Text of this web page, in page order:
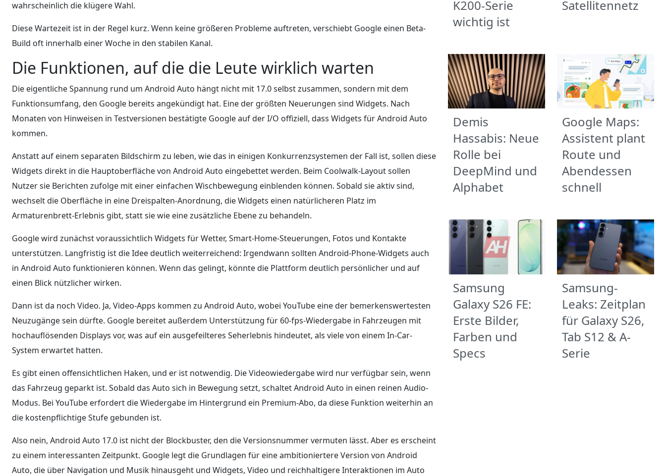
wahrscheinlich die klügere Wahl.
Diese Wartezeit ist in der Regel kurz. Wenn keine größeren Probleme auftreten, verschiebt Google einen Beta-
Build oft innerhalb einer Woche in den stabilen Kanal.
Die Funktionen, auf die die Leute wirklich warten
Die eigentliche Spannung rund um Android Auto hängt nicht mit 17.0 selbst zusammen, sondern mit dem
Funktionsumfang, den Google bereits angekündigt hat. Eine der größten Neuerungen sind Widgets. Nach
Monaten von Hinweisen in Testversionen bestätigte Google auf der I/O offiziell, dass Widgets für Android Auto
kommen.
Anstatt auf einem separaten Bildschirm zu leben, wie das in einigen Konkurrenzsystemen der Fall ist, sollen diese
Widgets direkt in die Hauptoberfläche von Android Auto eingebettet werden. Beim Coolwalk-Layout sollen
Nutzer sie Berichten zufolge mit einer einfachen Wischbewegung einblenden können. Sobald sie aktiv sind,
wechselt die Oberfläche in eine Dreispalten-Anordnung, die Widgets einen natürlicheren Platz im
Armaturenbrett-Erlebnis gibt, statt sie wie eine zusätzliche Ebene zu behandeln.
Google wird zunächst voraussichtlich Widgets für Wetter, Smart-Home-Steuerungen, Fotos und Kontakte
unterstützen. Langfristig ist die Idee deutlich weiterreichend: Irgendwann sollten Android-Phone-Widgets auch
in Android Auto funktionieren können. Wenn das gelingt, könnte die Plattform deutlich persönlicher und auf
einen Blick nützlicher wirken.
Dann ist da noch Video. Ja, Video-Apps kommen zu Android Auto, wobei YouTube eine der bemerkenswertesten
Neuzugänge sein dürfte. Google bereitet außerdem Unterstützung für 60-fps-Wiedergabe in Fahrzeugen mit
hochauflösenden Displays vor, was auf ein ausgefeilteres Seherlebnis hindeutet, als viele von einem In-Car-
System erwartet hatten.
Es gibt einen offensichtlichen Haken, und er ist notwendig. Die Videowiedergabe wird nur verfügbar sein, wenn
das Fahrzeug geparkt ist. Sobald das Auto sich in Bewegung setzt, schaltet Android Auto in einen reinen Audio-
Modus. Bei YouTube erfordert die Wiedergabe im Hintergrund ein Premium-Abo, da diese Funktion weiterhin an
die kostenpflichtige Stufe gebunden ist.
Also nein, Android Auto 17.0 ist nicht der Blockbuster, den die Versionsnummer vermuten lässt. Aber es erscheint
zu einem interessanten Zeitpunkt. Google legt die Grundlagen für eine ambitioniertere Version von Android
Auto, die über Navigation und Musik hinausgeht und Widgets, Video und reichhaltigere Interaktionen im Auto
K200-Serie
wichtig ist
Satellitennetz
Demis
Hassabis: Neue
Rolle bei
DeepMind und
Alphabet
Google Maps:
Assistent plant
Route und
Abendessen
schnell
Samsung
Galaxy S26 FE:
Erste Bilder,
Farben und
Specs
Samsung-
Leaks: Zeitplan
für Galaxy S26,
Tab S12 & A-
Serie